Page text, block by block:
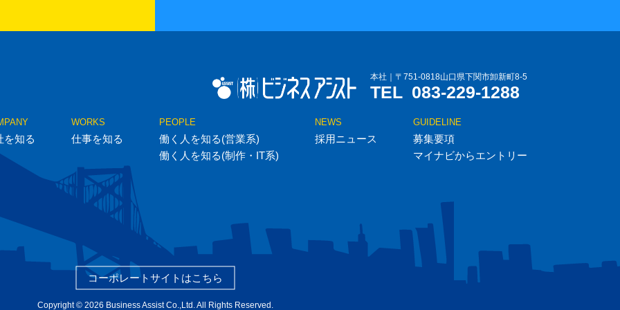
本社｜〒751-0818山口県下関市卸新町8-5
TEL 083-229-1288
を知る
WORKS
仕事を知る
PEOPLE
働く人を知る(営業系)
働く人を知る(制作・IT系)
NEWS
採用ニュース
GUIDELINE
募集要項
マイナビからエントリー
コーポレートサイトはこちら
Copyright © 2026 Business Assist Co.,Ltd. All Rights Reserved.